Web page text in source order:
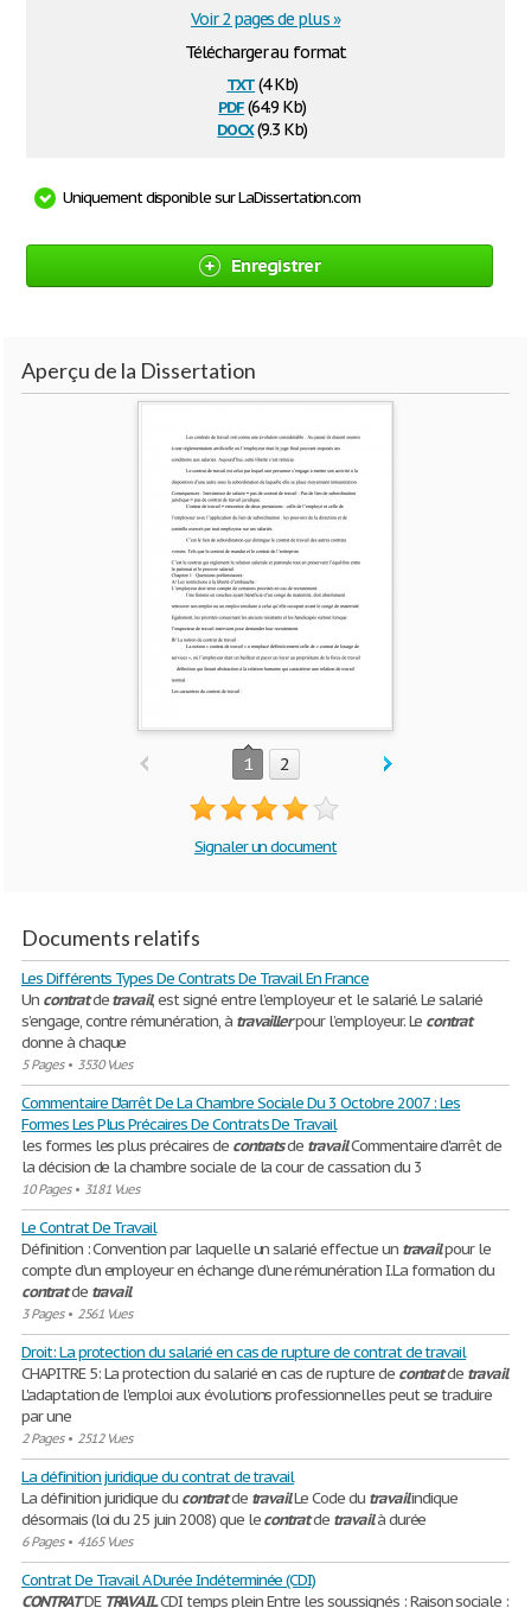
Télécharger au format
txt(4 Kb)
pdf(64.9 Kb)
docx(9.3 Kb)
Voir 2 pages de plus »
Uniquement disponible sur LaDissertation.com
Enregistrer
Aperçu de la Dissertation
1 2
Signaler un document
Documents relatifs
Les Différents Types De Contrats De Travail En France
Un contratdetravail, est signé entre l’employeur et le salarié. Le salarié
s’engage, contre rémunération, à travaillerpour l’employeur. Le contrat
donne à chaque
5 Pages• 3530 Vues
Commentaire D'arrêt De La Chambre Sociale Du 3 Octobre 2007 : Les
Formes Les Plus Précaires De Contrats De Travail
les formes les plus précaires de contratsde travailCommentaire d'arrêt de
la décision de la chambre sociale de la cour de cassation du 3
10 Pages• 3181 Vues
Le Contrat De Travail
Définition : Convention par laquelle un salarié effectue un travailpour le
compte d’un employeur en échange d’une rémunération I.La formation du
contratde travail
3 Pages• 2561 Vues
Droit: La protection du salarié en cas de rupture de contrat de travail
CHAPITRE 5: La protection du salarié en cas de rupture de contratde travail
L'adaptation de l'emploi aux évolutions professionnelles peut se traduire
par une
2 Pages• 2512 Vues
La définition juridique du contrat de travail
La définition juridique ducontratde travailLe Code dutravailindique
désormais (loi du 25 juin 2008) que lecontratde travailà durée
6 Pages• 4165 Vues
Contrat De Travail A Durée Indéterminée (CDI)
CONTRATDE TRAVAILCDI temps plein Entre les soussignés : Raison sociale :